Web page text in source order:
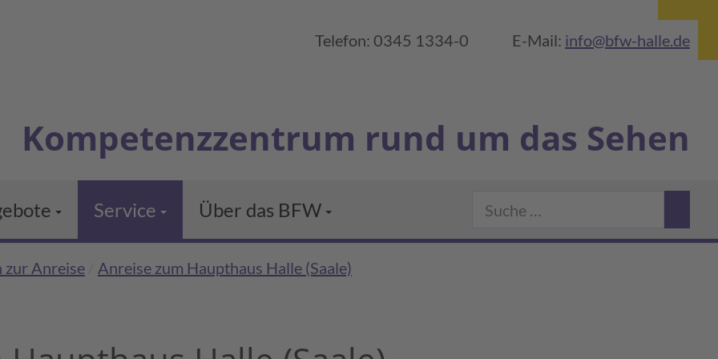
Telefon: 0345 1334-0 E-Mail: info@bfw-halle.de
Kompetenzzentrum rund um das Sehen
Service
BFW-Terminkalender
Über das BFW
Aktuelles
Suchen
zur Anreise Anreise zum Haupthaus Halle (Saale)